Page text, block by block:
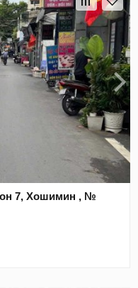
7, Хошимин , №